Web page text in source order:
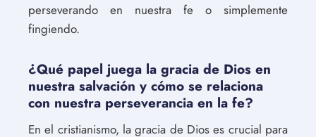
perseverando en nuestra fe o simplemente
fingiendo.
¿Qué papel juega la gracia de Dios en
nuestra salvación y cómo se relaciona
con nuestra perseverancia en la fe?
En el cristianismo, la gracia de Dios es crucial para